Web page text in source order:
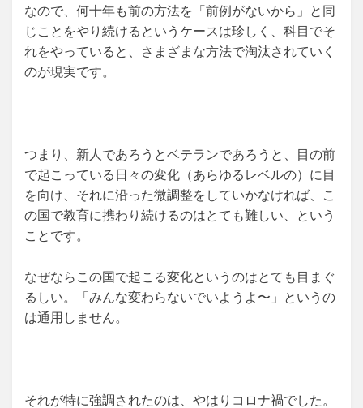
なので、何十年も前の方法を「前例がないから」と同
じことをやり続けるというケースは珍しく、科目でそ
れをやっていると、さまざまな方法で淘汰されていく
のが現実です。
つまり、新人であろうとベテランであろうと、目の前
で起こっている日々の変化（あらゆるレベルの）に目
を向け、それに沿った微調整をしていかなければ、こ
の国で教育に携わり続けるのはとても難しい、という
ことです。
なぜならこの国で起こる変化というのはとても目まぐ
るしい。「みんな変わらないでいようよ〜」というの
は通用しません。
それが特に強調されたのは、やはりコロナ禍でした。